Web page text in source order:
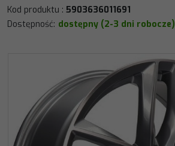
Kod produktu : 5903636011691
Dostępność: dostępny (2-3 dni robocze)